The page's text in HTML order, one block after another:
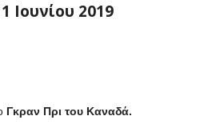
Ιουνίου 2019
Γκραν Πρι του Καναδά.